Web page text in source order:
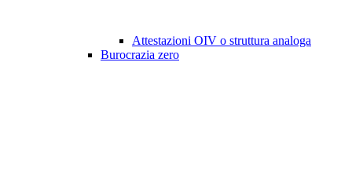
Attestazioni OIV o struttura analoga
Burocrazia zero